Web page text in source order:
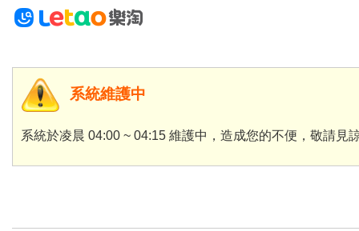
系統維護中
系統於凌晨 04:00 ~ 04:15 維護中，造成您的不便，敬請見